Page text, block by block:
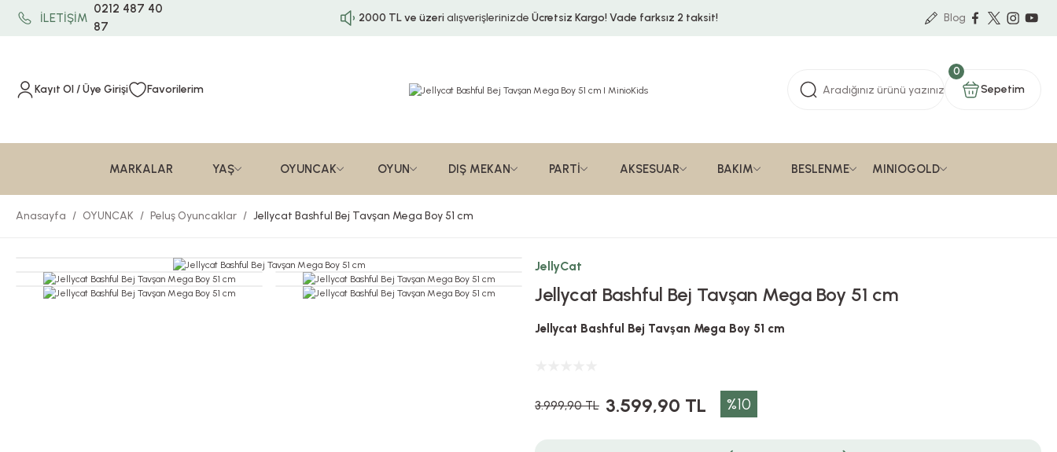
İLETİŞİM
0212 487 40
87
2000 TL ve üzerialışverişlerinizde Ücretsiz Kargo!Vade farksız 2 taksit! Blog
Kayıt Ol / Üye Girişi Favorilerim Sepetim
0
MARKALAR YAŞ OYUNCAK OYUN DIŞ MEKAN PARTİ AKSESUAR BAKIM BESLENME MINIOGOLD
Anasayfa OYUNCAK Peluş Oyuncaklar Jellycat Bashful Bej Tavşan Mega Boy 51 cm
JellyCat
Jellycat Bashful Bej Tavşan Mega Boy 51 cm
Jellycat Bashful Bej Tavşan Mega Boy 51 cm
3.999,90 TL 3.599,90 TL %10